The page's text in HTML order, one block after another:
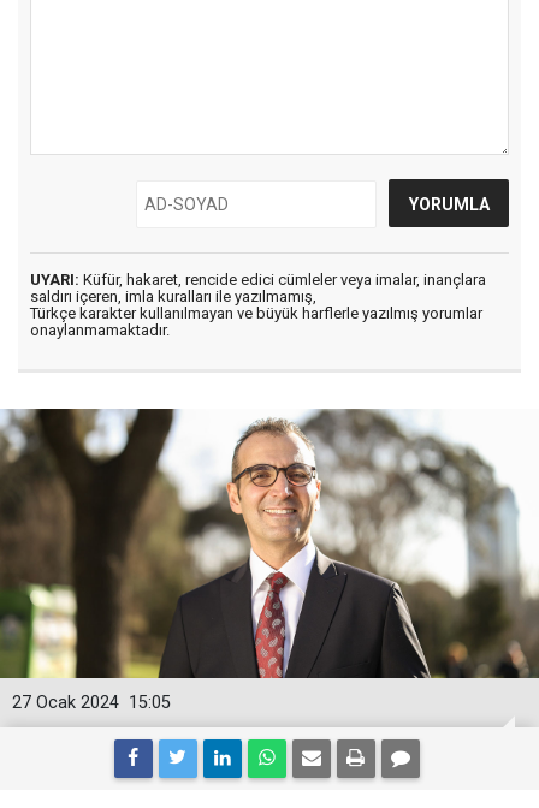
UYARI: Küfür, hakaret, rencide edici cümleler veya imalar, inançlara
saldırı içeren, imla kuralları ile yazılmamış,
Türkçe karakter kullanılmayan ve büyük harflerle yazılmış yorumlar
onaylanmamaktadır.
15:05
27 Ocak 2024